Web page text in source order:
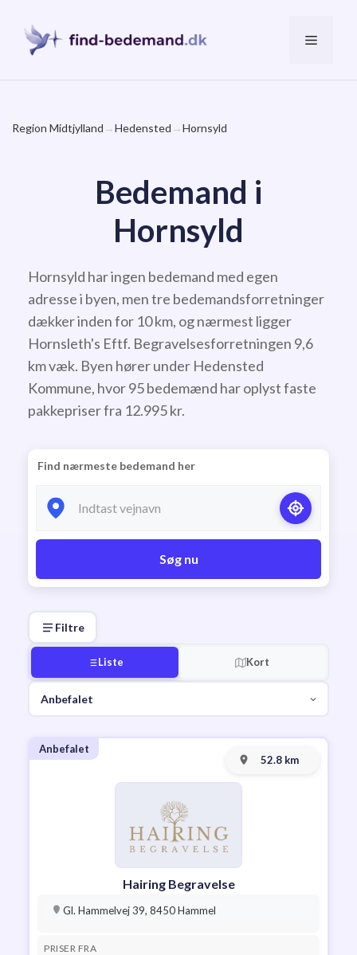
indhold
Menu
Region Midtjylland →Hedensted →Hornsyld
Bedemand i
Hornsyld
Hornsyld har ingen bedemand med egen
adresse i byen, men tre bedemandsforretninger
dækker inden for 10 km, og nærmest ligger
Hornsleth's Eftf. Begravelsesforretningen 9,6
km væk. Byen hører under Hedensted
Kommune, hvor 95 bedemænd har oplyst faste
pakkepriser fra 12.995 kr.
Find nærmeste bedemand her
Søg nu
Filtre
Liste Kort
Anbefalet
52.8 km
Hairing Begravelse
Gl. Hammelvej 39, 8450 Hammel
PRISER FRA